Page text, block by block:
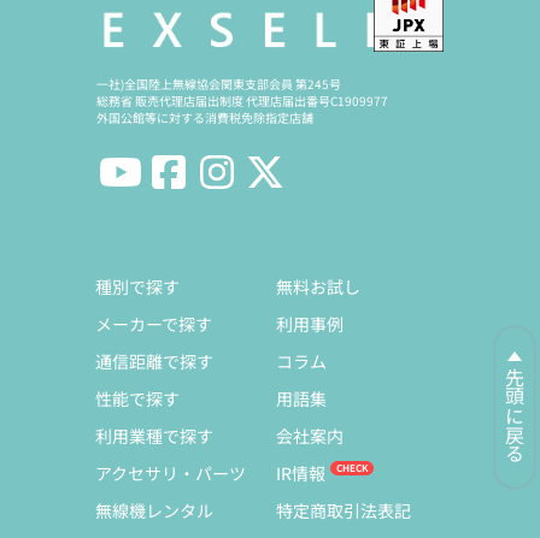
先頭に戻る
一社)全国陸上無線協会関東支部会員 第245号
総務省 販売代理店届出制度 代理店届出番号C1909977
外国公館等に対する消費税免除指定店舗
種別で探す
メーカーで探す
通信距離で探す
性能で探す
利用業種で探す
アクセサリ・パーツ
無線機レンタル
無料お試し
利用事例
コラム
用語集
会社案内
IR情報
特定商取引法表記